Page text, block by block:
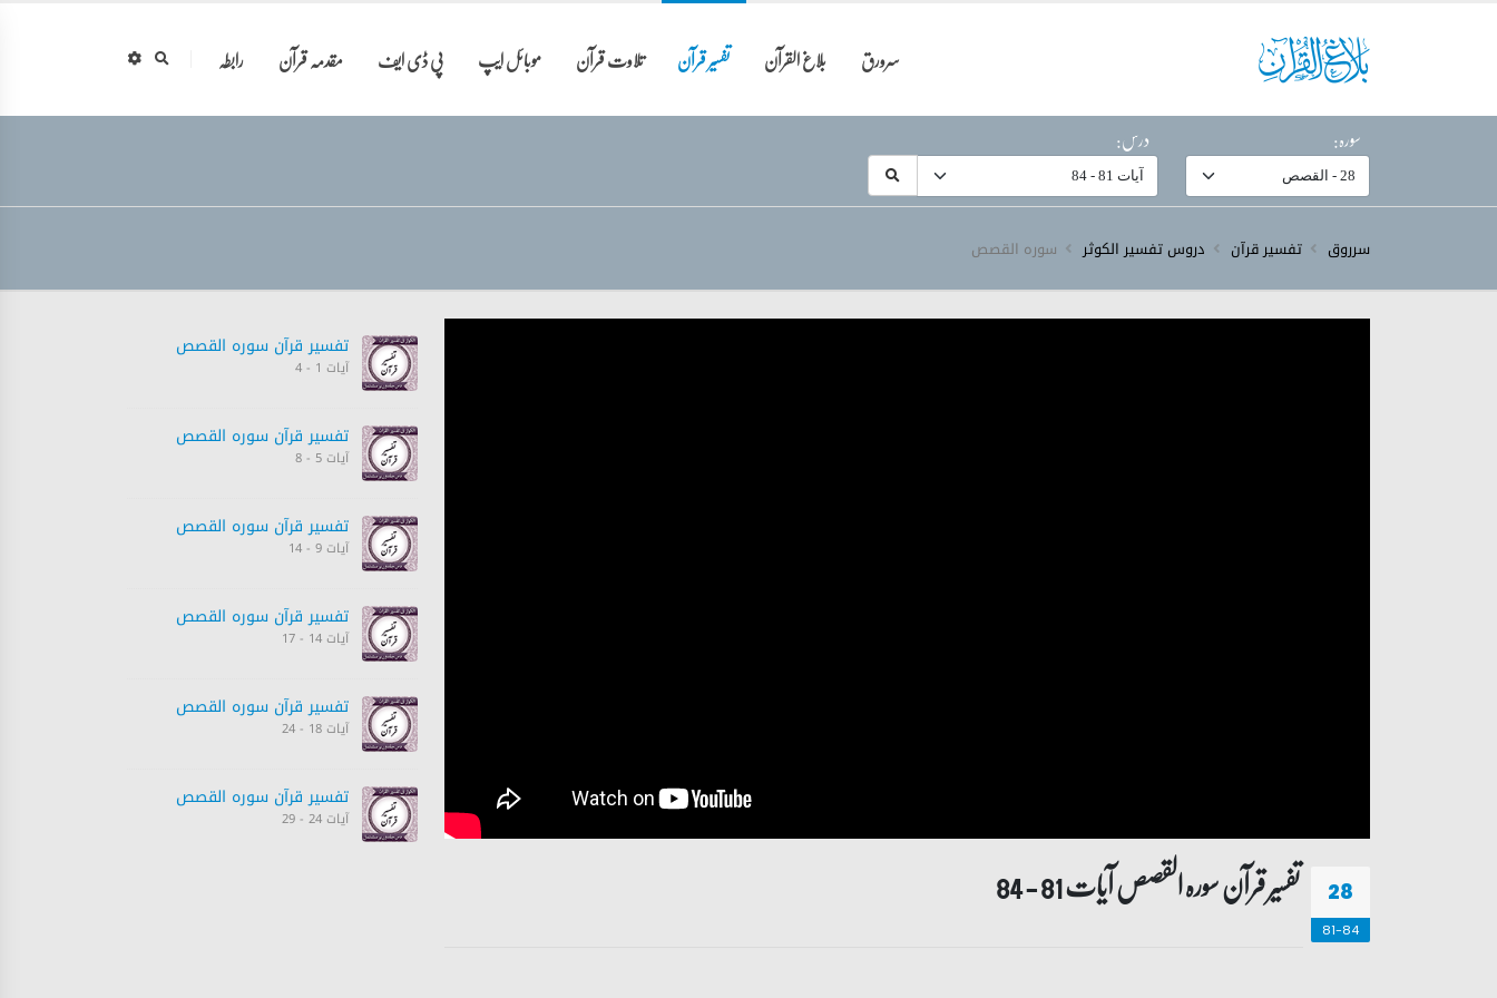
سرورق بلاغ القرآن تفسیر قرآن تلاوت قرآن موبائل ایپ پی ڈی ایف مقدمہ قرآن
رابطہ
سورہ:
درس:
سرروق تفسیر قرآن دروس تفسیر الکوثر سورہ ‎القصص‎
28
81-84
تفسیر قرآن سورہ ‎القصص‎ آیات 81 - 84
تفسیر قرآن سورہ ‎القصص‎
آیات 1 - 4
تفسیر قرآن سورہ ‎القصص‎
آیات 5 - 8
تفسیر قرآن سورہ ‎القصص‎
آیات 9 - 14
تفسیر قرآن سورہ ‎القصص‎
آیات 14 - 17
تفسیر قرآن سورہ ‎القصص‎
آیات 18 - 24
تفسیر قرآن سورہ ‎القصص‎
آیات 24 - 29